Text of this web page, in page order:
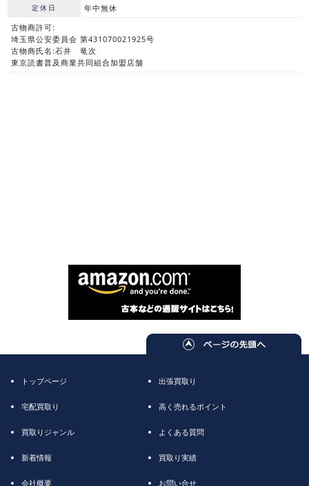
定休日
年中無休
古物商許可:
埼玉県公安委員会 第431070021925号
古物商氏名:石井 竜次
東京読書普及商業共同組合加盟店舗
トップページ 出張買取り
宅配買取り 高く売れるポイント
買取りジャンル よくある質問
新着情報 買取り実績
会社概要 お問い合せ